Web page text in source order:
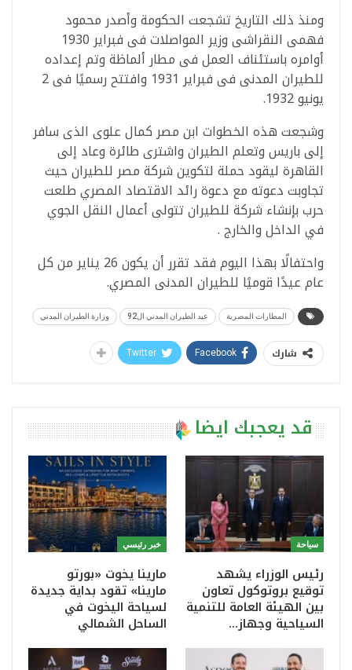
ومنذ ذلك التاريخ تشجعت الحكومة وأصدر محمود
فهمى النقراشى وزير المواصلات فى فبراير 1930
أوامره باستئناف العمل فى مطار ألماظة وتم إعداده
للطيران المدنى فى فبراير 1931 وافتتح رسميًا فى 2
يونيو 1932.
وشجعت هذه الخطوات ابن مصر كمال علوى الذى سافر
إلى باريس وتعلم الطيران واشترى طائرة وعاد إلى
القاهرة ليقود حملة لتكوين شركة مصر للطيران حيث
تجاوبت دعوته مع دعوة رائد الاقتصاد المصري طلعت
حرب بإنشاء شركة للطيران تتولى أعمال النقل الجوي
في الداخل والخارج .
واحتفالًا بهذا اليوم فقد تقرر أن يكون 26 يناير من كل
عام عيدًا قوميًا للطيران المدنى المصري.
المطارات المصرية عيد الطيران المدني ال92 وزارة الطيران المدني
شارك Facebook
Twitter
قد يعجبك ايضا
سياحة
رئيس الوزراء يشهد
توقيع بروتوكول تعاون
بين الهيئة العامة للتنمية
السياحية وجهاز…
خبر رئيسي
مارينا يخوت «بورتو
مارينا» تقود بداية جديدة
لسياحة اليخوت في
الساحل الشمالي